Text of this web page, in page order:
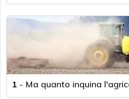
1 - Ma quanto inquina